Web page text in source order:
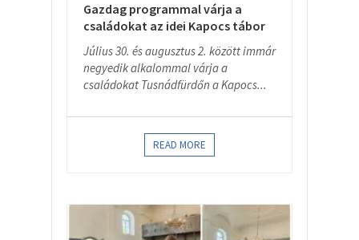
Gazdag programmal várja a
családokat az idei Kapocs tábor
Július 30. és augusztus 2. között immár
negyedik alkalommal várja a
családokat Tusnádfürdőn a Kapocs...
READ MORE